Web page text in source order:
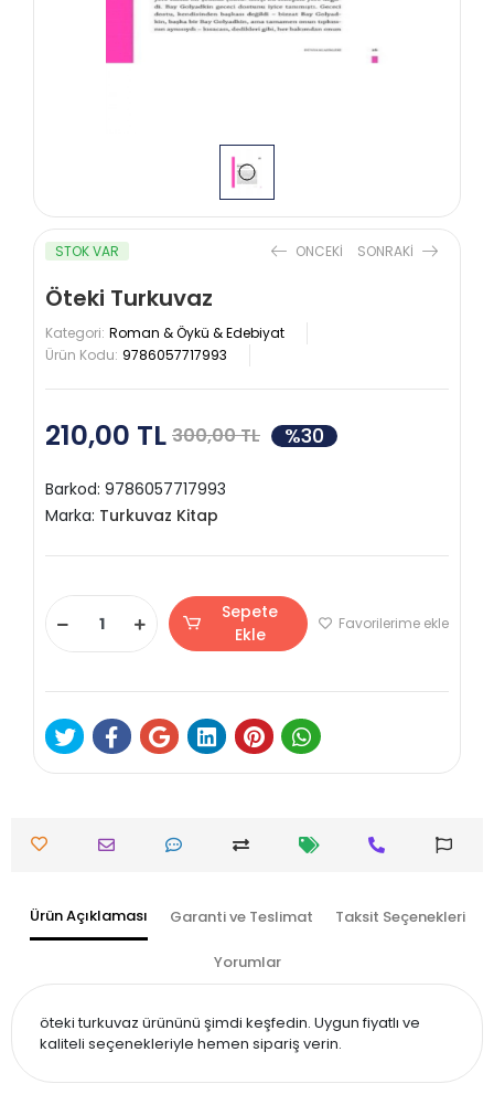
STOK VAR ONCEKI SONRAKI
Öteki Turkuvaz
Kategori: Roman & Öykü & Edebiyat
Ürün Kodu: 9786057717993
210,00 TL 300,00 TL %30
Barkod: 9786057717993
Marka: Turkuvaz Kitap
Sepete
Ekle
Favorilerime ekle
Ürün Açıklaması Garanti ve Teslimat Taksit Seçenekleri
Yorumlar
öteki turkuvaz ürününü şimdi keşfedin. Uygun fiyatlı ve
kaliteli seçenekleriyle hemen sipariş verin.